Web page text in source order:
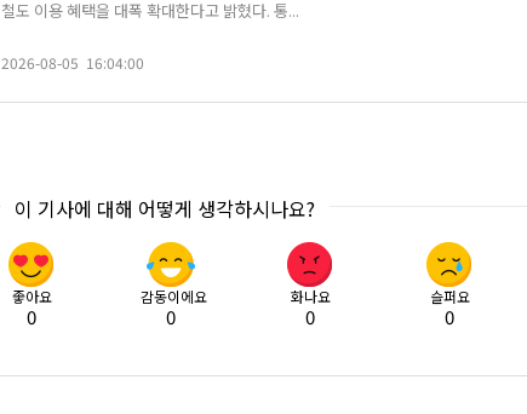
철도 이용 혜택을 대폭 확대한다고 밝혔다. 통...
2026-08-05 16:04:00
이 기사에 대해 어떻게 생각하시나요?
좋아요
0
감동이에요
0
화나요
0
슬퍼요
0